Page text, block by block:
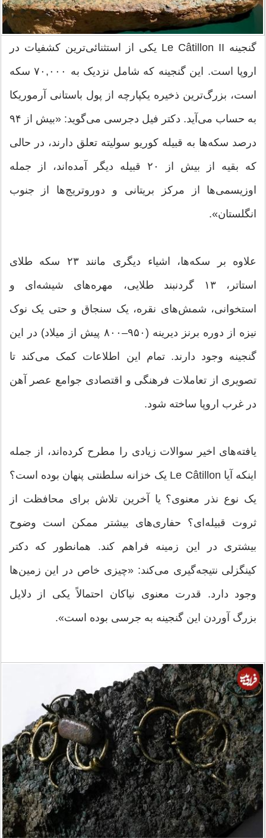
گنجینه Le Câtillon II یکی از استثنائی‌ترین کشفیات در
اروپا است. این گنجینه که شامل نزدیک به ۷۰,۰۰۰ سکه
است، بزرگ‌ترین ذخیره یکپارچه از پول باستانی آرموریکا
به حساب می‌آید. دکتر فیل دجرسی می‌گوید: «بیش از ۹۴
درصد سکه‌ها به قبیله کوریو سولیته تعلق دارند، در حالی
که بقیه از بیش از ۲۰ قبیله دیگر آمده‌اند، از جمله
اوزیسمی‌ها از مرکز بریتانی و دوروتریج‌ها از جنوب
انگلستان».
علاوه بر سکه‌ها، اشیاء دیگری مانند ۲۳ سکه طلای
استاتر، ۱۳ گردنبند طلایی، مهره‌های شیشه‌ای و
استخوانی، شمش‌های نقره، یک سنجاق و حتی یک نوک
نیزه از دوره برنز دیرینه (۹۵۰–۸۰۰ پیش از میلاد) در این
گنجینه وجود دارند. تمام این اطلاعات کمک می‌کند تا
تصویری از تعاملات فرهنگی و اقتصادی جوامع عصر آهن
در غرب اروپا ساخته شود.
یافته‌های اخیر سوالات زیادی را مطرح کرده‌اند، از جمله
اینکه آیا Le Câtillon یک خزانه سلطنتی پنهان بوده است؟
یک نوع نذر معنوی؟ یا آخرین تلاش برای محافظت از
ثروت قبیله‌ای؟ حفاری‌های بیشتر ممکن است وضوح
بیشتری در این زمینه فراهم کند. همانطور که دکتر
کینگزلی نتیجه‌گیری می‌کند: «چیزی خاص در این زمین‌ها
وجود دارد. قدرت معنوی نیاکان احتمالاً یکی از دلایل
بزرگ آوردن این گنجینه به جرسی بوده است».